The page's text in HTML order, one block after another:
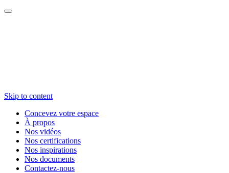
Skip to content
Concevez votre espace
À propos
Nos vidéos
Nos certifications
Nos inspirations
Nos documents
Contactez-nous